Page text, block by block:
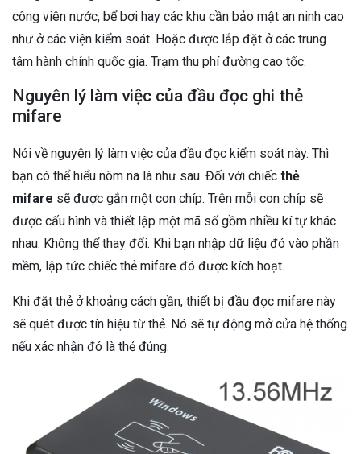
công viên nước, bể bơi hay các khu cần bảo mật an ninh cao
như ở các viện kiểm soát. Hoặc được lắp đặt ở các trung
tâm hành chính quốc gia. Trạm thu phí đường cao tốc.
Nguyên lý làm việc của đầu đọc ghi thẻ
mifare
Nói về nguyên lý làm việc của đầu đọc kiểm soát này. Thì
bạn có thể hiểu nôm na là như sau. Đối với chiếc thẻ
mifare sẽ được gắn một con chíp. Trên mỗi con chíp sẽ
được cấu hình và thiết lập một mã số gồm nhiều kí tự khác
nhau. Không thể thay đổi. Khi bạn nhập dữ liệu đó vào phần
mềm, lập tức chiếc thẻ mifare đó được kích hoạt.
Khi đặt thẻ ở khoảng cách gần, thiết bị đầu đọc mifare này
sẽ quét được tín hiệu từ thẻ. Nó sẽ tự động mở cửa hệ thống
nếu xác nhận đó là thẻ đúng.